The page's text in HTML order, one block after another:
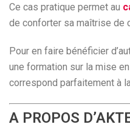
Ce cas pratique permet au
de conforter sa maîtrise de
Pour en faire bénéficier
une formation sur la mise
correspond parfaitement à
A PROPOS